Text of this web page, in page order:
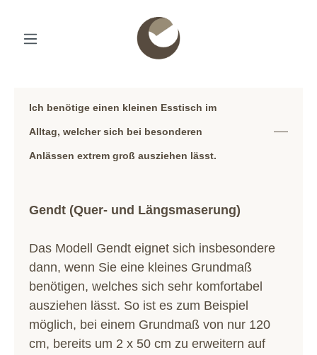
Ich benötige einen kleinen Esstisch im
Alltag, welcher sich bei besonderen
Anlässen extrem groß ausziehen lässt.
Gendt (Quer- und Längsmaserung)
Das Modell Gendt eignet sich insbesondere
dann, wenn Sie eine kleines Grundmaß
benötigen, welches sich sehr komfortabel
ausziehen lässt. So ist es zum Beispiel
möglich, bei einem Grundmaß von nur 120
cm, bereits um 2 x 50 cm zu erweitern auf